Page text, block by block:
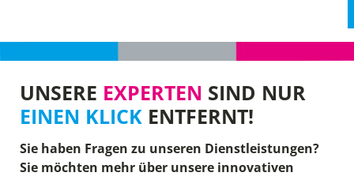
UNSERE EXPERTEN SIND NUR
EINEN KLICK ENTFERNT!
Sie haben Fragen zu unseren Dienstleistungen?
Sie möchten mehr über unsere innovativen